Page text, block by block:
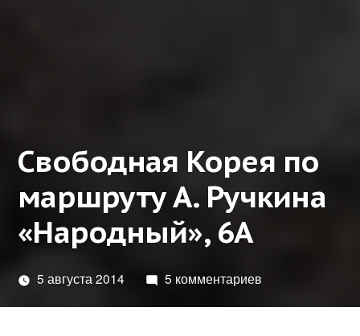
Свободная Корея по
маршруту А. Ручкина
«Народный», 6А
5 августа 2014 5 комментариев